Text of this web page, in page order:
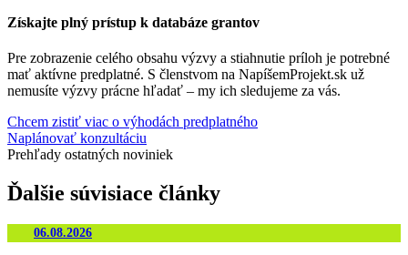
Získajte plný prístup k databáze grantov
Pre zobrazenie celého obsahu výzvy a stiahnutie príloh je potrebné
mať aktívne predplatné. S členstvom na NapíšemProjekt.sk už
nemusíte výzvy prácne hľadať – my ich sledujeme za vás.
Chcem zistiť viac o výhodách predplatného
Naplánovať konzultáciu
Prehľady ostatných noviniek
Ďalšie súvisiace články
06.08.2026